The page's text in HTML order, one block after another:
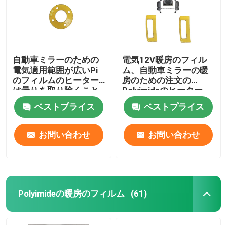
自動車ミラーのための
電気適用範囲が広いPi
のフィルムのヒーター
は曇りを取り除くこと
の霜を取り除く
ベストプライス
お問い合わせ
電気12V暖房のフィル
ム、自動車ミラーの暖
房のための注文の
Polyimideのヒーター
ベストプライス
お問い合わせ
Polyimideの暖房のフィルム (61)